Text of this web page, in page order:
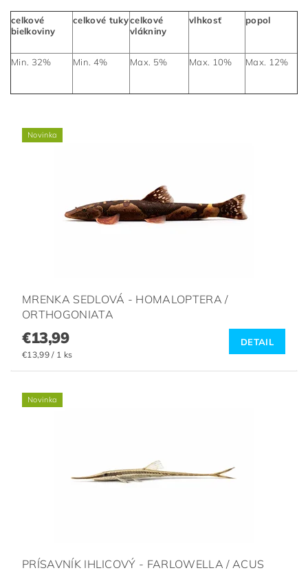
celkové
bielkoviny
celkové tukycelkové
vlákniny
vlhkosť popol
Min. 32% Min. 4% Max. 5% Max. 10% Max. 12%
Novinka
MRENKA SEDLOVÁ - HOMALOPTERA /
ORTHOGONIATA
€13,99
€13,99 / 1 ks
DETAIL
Novinka
PRÍSAVNÍK IHLICOVÝ - FARLOWELLA / ACUS